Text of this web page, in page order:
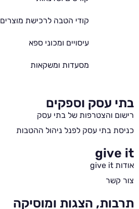
קודי הטבה לרכישת מוצרים
עיסויים ומכוני ספא
מסעדות ומשקאות
בתי עסק וספקים
רישום והצטרפות של בתי עסק
כניסת בתי עסק לפנל ניהול ההטבות
give it
אודות give it
צור קשר
תרבות, הצגות ומוסיקה